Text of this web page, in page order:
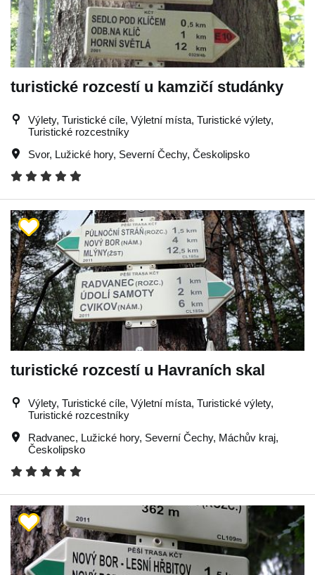
turistické rozcestí u kamzičí studánky
Výlety, Turistické cíle, Výletní místa, Turistické výlety,
Turistické rozcestníky
Svor, Lužické hory, Severní Čechy, Českolipsko
turistické rozcestí u Havraních skal
Výlety, Turistické cíle, Výletní místa, Turistické výlety,
Turistické rozcestníky
Radvanec, Lužické hory, Severní Čechy, Máchův kraj,
Českolipsko